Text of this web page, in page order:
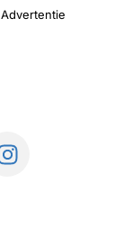
Advertentie